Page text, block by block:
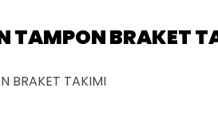
TAMPON BRAKET
BRAKET TAKIMI